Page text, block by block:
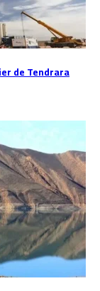
de Tendrara